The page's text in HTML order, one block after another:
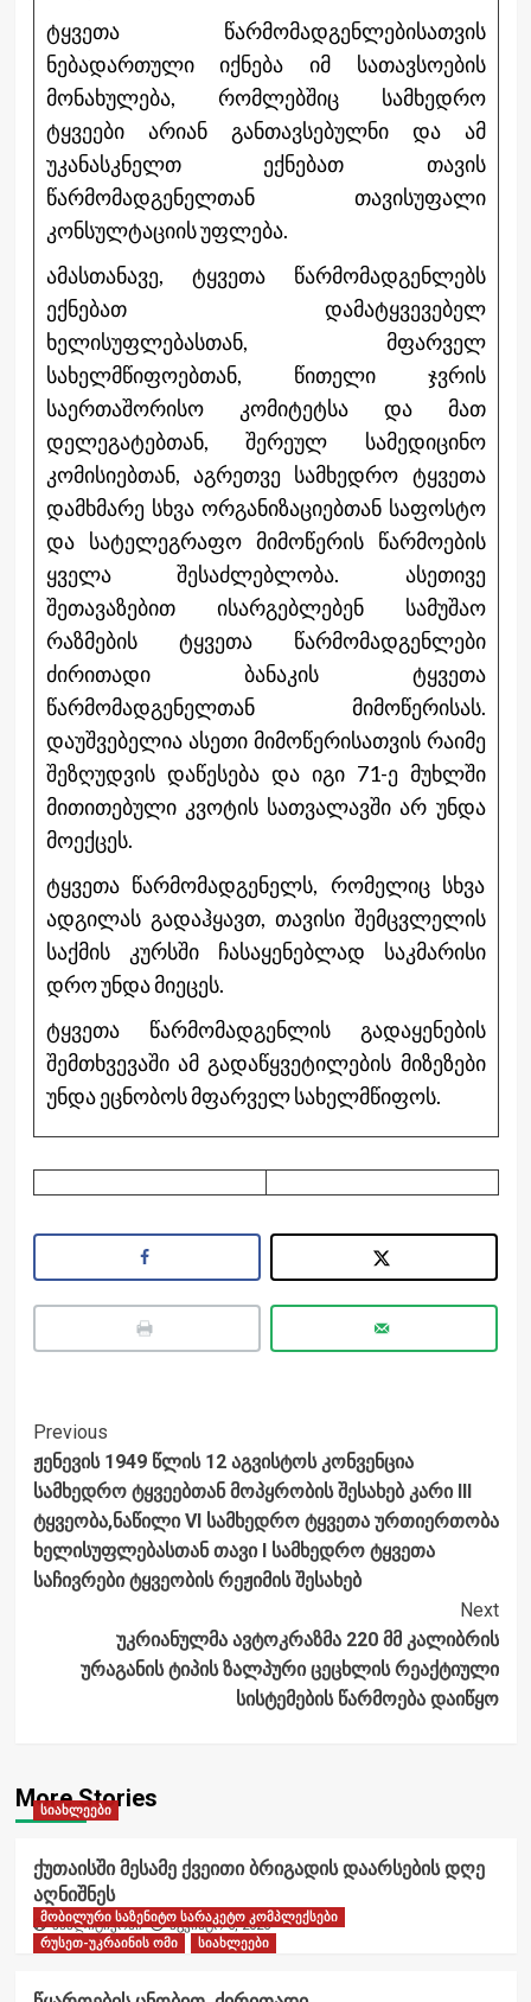
ტყვეთა წარმომადგენლებისათვის
ნებადართული იქნება იმ სათავსოების
მონახულება, რომლებშიც სამხედრო
ტყვეები არიან განთავსებულნი და ამ
უკანასკნელთ ექნებათ თავის
წარმომადგენელთან თავისუფალი
კონსულტაციის უფლება.
ამასთანავე, ტყვეთა წარმომადგენლებს
ექნებათ დამატყვევებელ
ხელისუფლებასთან, მფარველ
სახელმწიფოებთან, წითელი ჯვრის
საერთაშორისო კომიტეტსა და მათ
დელეგატებთან, შერეულ სამედიცინო
კომისიებთან, აგრეთვე სამხედრო ტყვეთა
დამხმარე სხვა ორგანიზაციებთან საფოსტო
და სატელეგრაფო მიმოწერის წარმოების
ყველა შესაძლებლობა. ასეთივე
შეთავაზებით ისარგებლებენ სამუშაო
რაზმების ტყვეთა წარმომადგენლები
ძირითადი ბანაკის ტყვეთა
წარმომადგენელთან მიმოწერისას.
დაუშვებელია ასეთი მიმოწერისათვის რაიმე
შეზღუდვის დაწესება და იგი 71-ე მუხლში
მითითებული კვოტის სათვალავში არ უნდა
მოექცეს.
ტყვეთა წარმომადგენელს, რომელიც სხვა
ადგილას გადაჰყავთ, თავისი შემცვლელის
საქმის კურსში ჩასაყენებლად საკმარისი
დრო უნდა მიეცეს.
ტყვეთა წარმომადგენლის გადაყენების
შემთხვევაში ამ გადაწყვეტილების მიზეზები
უნდა ეცნობოს მფარველ სახელმწიფოს.
Post
Navigation
Previous
ჟენევის 1949 წლის 12 აგვისტოს კონვენცია
სამხედრო ტყვეებთან მოპყრობის შესახებ კარი III
ტყვეობა,ნაწილი VI სამხედრო ტყვეთა ურთიერთობა
ხელისუფლებასთან თავი I სამხედრო ტყვეთა
საჩივრები ტყვეობის რეჟიმის შესახებ
Next
უკრიანულმა ავტოკრაზმა 220 მმ კალიბრის
ურაგანის ტიპის ზალპური ცეცხლის რეაქტიული
სისტემების წარმოება დაიწყო
More Stories
სიახლეები
ქუთაისში მესამე ქვეითი ბრიგადის დაარსების დღე
აღნიშნეს
ანალიტიკოსი აგვისტო 6, 2026
მობილური საზენიტო სარაკეტო კომპლექსები
რუსეთ-უკრაინის ომი
სიახლეები